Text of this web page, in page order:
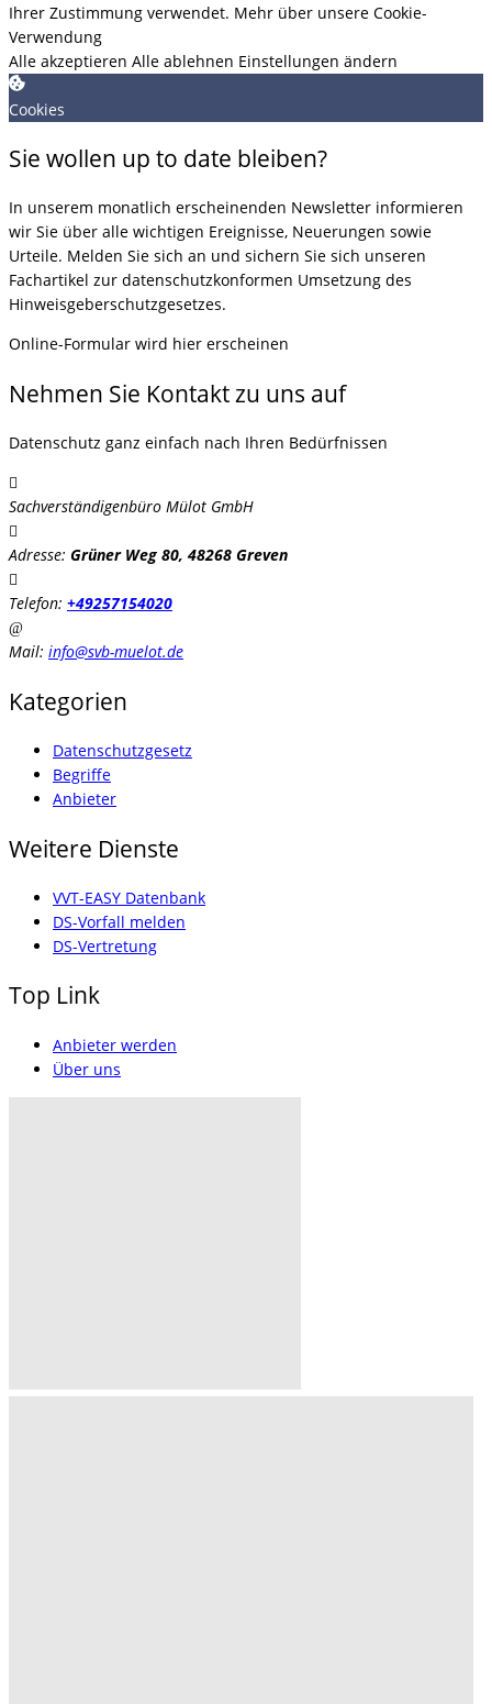
Ihrer Zustimmung verwendet. Mehr über unsere Cookie-
Verwendung
Alle akzeptieren Alle ablehnen Einstellungen ändern
Cookies
Sie wollen up to date bleiben?
In unserem monatlich erscheinenden Newsletter informieren
wir Sie über alle wichtigen Ereignisse, Neuerungen sowie
Urteile. Melden Sie sich an und sichern Sie sich unseren
Fachartikel zur datenschutzkonformen Umsetzung des
Hinweisgeberschutzgesetzes.
Online-Formular wird hier erscheinen
Nehmen Sie Kontakt zu uns auf
Datenschutz ganz einfach nach Ihren Bedürfnissen
Sachverständigenbüro Mülot GmbH
Adresse: Grüner Weg 80, 48268 Greven
Telefon: +49257154020
Mail: info@svb-muelot.de
Kategorien
Datenschutzgesetz
Begriffe
Anbieter
Weitere Dienste
VVT-EASY Datenbank
DS-Vorfall melden
DS-Vertretung
Top Link
Anbieter werden
Über uns